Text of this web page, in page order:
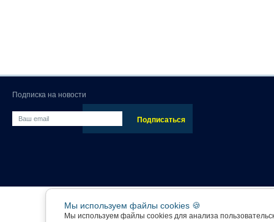
Подписка на новости
Мы используем файлы cookies 🍪
Мы используем файлы cookies для анализа